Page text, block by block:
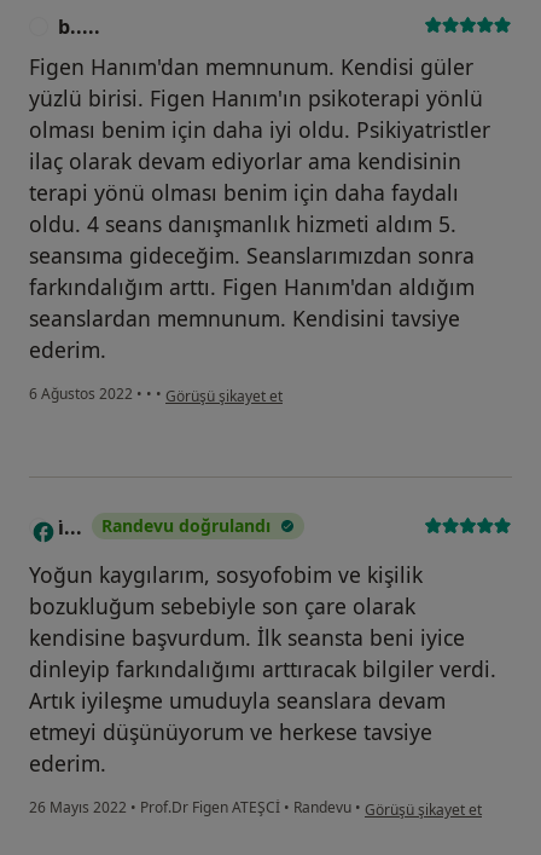
b.....
Figen Hanım'dan memnunum. Kendisi güler
yüzlü birisi. Figen Hanım'ın psikoterapi yönlü
olması benim için daha iyi oldu. Psikiyatristler
ilaç olarak devam ediyorlar ama kendisinin
terapi yönü olması benim için daha faydalı
oldu. 4 seans danışmanlık hizmeti aldım 5.
seansıma gideceğim. Seanslarımızdan sonra
farkındalığım arttı. Figen Hanım'dan aldığım
seanslardan memnunum. Kendisini tavsiye
ederim.
6 Ağustos 2022 • • • kullanıcının görüşüne göre b.....
Görüşü şikayet et
I i̇... Randevu doğrulandı
Yoğun kaygılarım, sosyofobim ve kişilik
bozukluğum sebebiyle son çare olarak
kendisine başvurdum. İlk seansta beni iyice
dinleyip farkındalığımı arttıracak bilgiler verdi.
Artık iyileşme umuduyla seanslara devam
etmeyi düşünüyorum ve herkese tavsiye
ederim.
26 Mayıs 2022 • Prof.Dr Figen ATEŞCİ • Randevu • kullanıcının görüşüne
Görüşü şikayet et